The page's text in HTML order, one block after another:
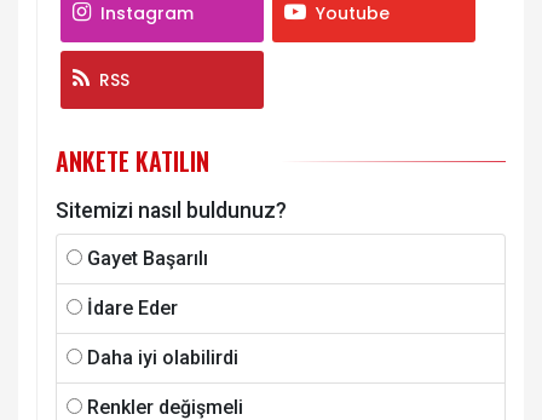
Instagram Youtube
RSS
ANKETE KATILIN
Sitemizi nasıl buldunuz?
Gayet Başarılı
İdare Eder
Daha iyi olabilirdi
Renkler değişmeli